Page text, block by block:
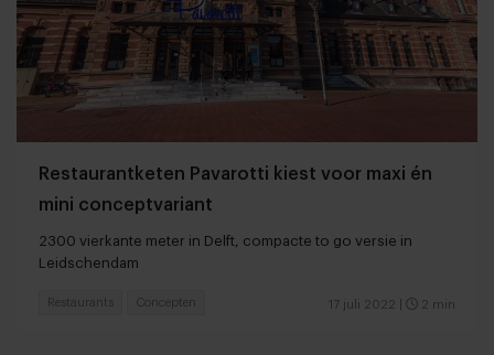
Restaurantketen Pavarotti kiest voor maxi én
mini conceptvariant
2300 vierkante meter in Delft, compacte to go versie in
Leidschendam
17 juli 2022 2 min
Restaurants Concepten